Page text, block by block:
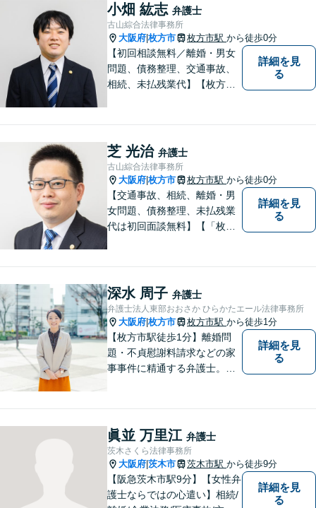
小畑 紘志 弁護士
古山綜合法律事務所
大阪府 枚方市 枚方市駅 から徒歩0分
【初回相談無料／離婚・男女
問題、債務整理、交通事故、
相続、未払残業代】【枚方市
めのお手伝いをしています。
詳細を見
る
芝 光治 弁護士
古山綜合法律事務所
大阪府 枚方市 枚方市駅 から徒歩0分
【交通事故、相続、離婚・男
女問題、債務整理、未払残業
代は初回面談無料】【「枚方
ヒアリングし、あらゆる観点
から解決策をご提案してまい
ります。
詳細を見
る
深水 周子 弁護士
弁護士法人東部おおさか ひらかたエール法律事務所
大阪府 枚方市 枚方市駅 から徒歩1分
【枚方市駅徒歩1分】離婚問
題・不貞慰謝料請求などの家
事事件に精通する弁護士。依
致します。どんなお悩みで
も、ご相談ください。【キッ
ズスペースあり】
詳細を見
る
眞並 万里江 弁護士
茨木さくら法律事務所
大阪府 茨木市 茨木市駅 から徒歩9分
【阪急茨木市駅9分】【女性弁
護士ならではの心遣い】相続/
詳細を見
る